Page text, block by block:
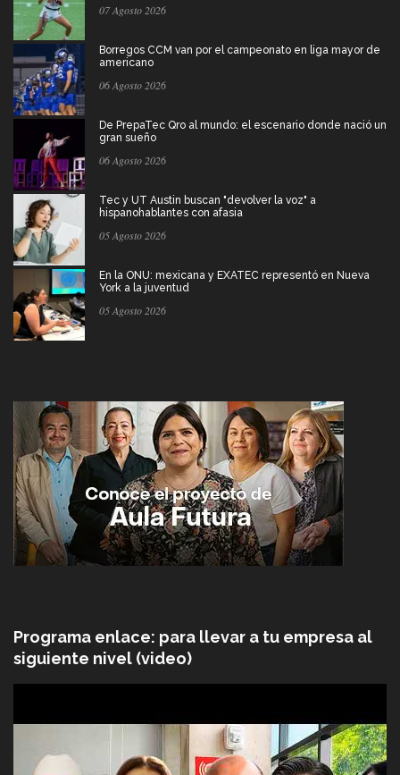
07 Agosto 2026
Borregos CCM van por el campeonato en liga mayor de
americano
06 Agosto 2026
De PrepaTec Qro al mundo: el escenario donde nació un
gran sueño
06 Agosto 2026
Tec y UT Austin buscan "devolver la voz" a
hispanohablantes con afasia
05 Agosto 2026
En la ONU: mexicana y EXATEC representó en Nueva
York a la juventud
05 Agosto 2026
Programa enlace: para llevar a tu empresa al
siguiente nivel (video)